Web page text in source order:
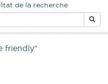
de la recherche
friendly"